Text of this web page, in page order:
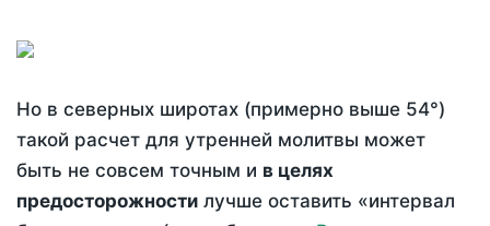
Но в северных широтах (примерно выше 54°)
такой расчет для утренней молитвы может
быть не совсем точным и в целях
предосторожности лучше оставить «интервал